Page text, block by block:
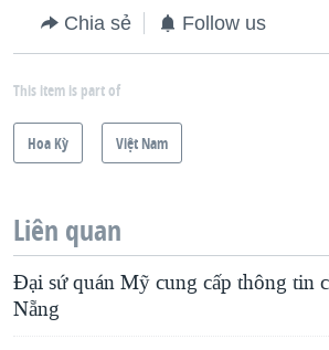
Chia sẻ Follow us
This item is part of
Hoa Kỳ Việt Nam
Liên quan
Đại sứ quán Mỹ cung cấp thông tin
Nẵng